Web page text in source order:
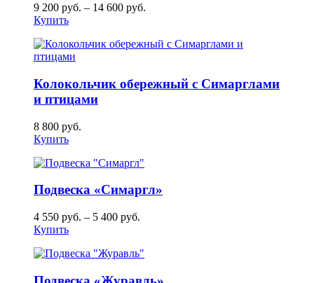
9 200 руб. – 14 600 руб.
Купить
Колокольчик обережный с Симарглами
и птицами
8 800 руб.
Купить
Подвеска «Симаргл»
4 550 руб. – 5 400 руб.
Купить